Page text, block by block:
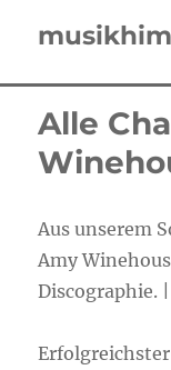
Alle
Aus unserem
Amy
Discographie.